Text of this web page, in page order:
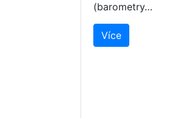
(barometry…
Více